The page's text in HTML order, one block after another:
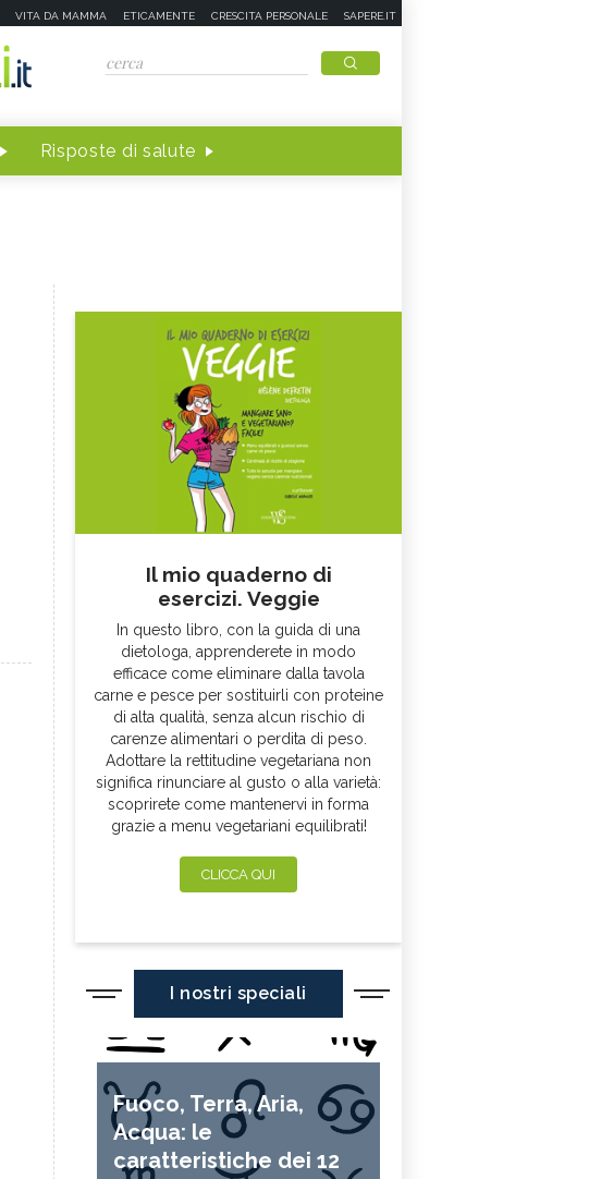
VITA DA MAMMA ETICAMENTE CRESCITA PERSONALE SAPERE.IT
Risposte di salute
Il mio quaderno di
esercizi. Veggie
In questo libro, con la guida di una
dietologa, apprenderete in modo
efficace come eliminare dalla tavola
carne e pesce per sostituirli con proteine
di alta qualità, senza alcun rischio di
carenze alimentari o perdita di peso.
Adottare la rettitudine vegetariana non
significa rinunciare al gusto o alla varietà:
scoprirete come mantenervi in forma
grazie a menu vegetariani equilibrati!
CLICCA QUI
I nostri speciali
Fuoco, Terra, Aria,
Acqua: le
caratteristiche dei 12